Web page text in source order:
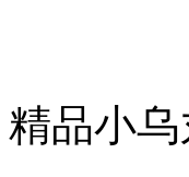
精品小乌